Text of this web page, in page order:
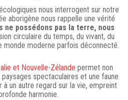
nous interrogent sur notre
aborigène nous rappelle une vérité
ne possédons pas la terre, nous
circulaire du temps, du vivant, du
monde moderne parfois déconnecté.
et Nouvelle-Zélande permet non
spectaculaires et une faune
à un autre regard sur la vie, empreint
harmonie.